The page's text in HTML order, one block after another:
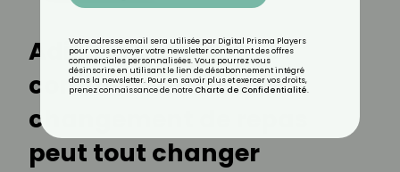
Adieu le petit ventre :
comment un simple
changement de repas
peut tout changer
Votre adresse email sera utilisée par Digital Prisma Players
pour vous envoyer votre newsletter contenant des offres
commerciales personnalisées. Vous pourrez vous
désinscrire en utilisant le lien de désabonnement intégré
dans la newsletter. Pour en savoir plus et exercer vos droits,
prenez connaissance de notre Charte de Confidentialité.